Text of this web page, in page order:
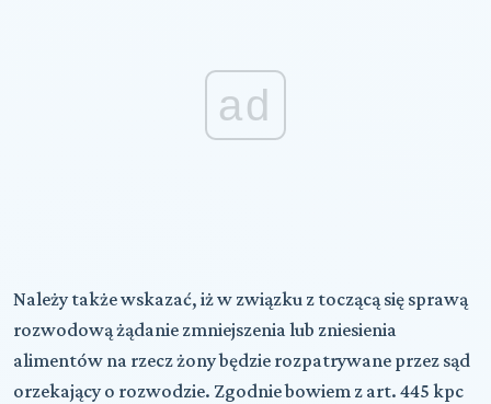
ad
Należy także wskazać, iż w związku z toczącą się sprawą
rozwodową żądanie zmniejszenia lub zniesienia
alimentów na rzecz żony będzie rozpatrywane przez sąd
orzekający o rozwodzie. Zgodnie bowiem z art. 445 kpc